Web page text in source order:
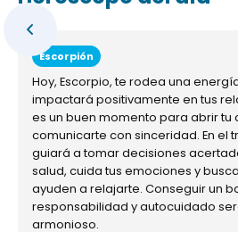
Escorpión
Hoy, Escorpio, te rodea una
impactará positivamente en tus
es un buen momento para abrir tu
comunicarte con sinceridad. En el
guiará a tomar decisiones
salud, cuida tus emociones y
ayuden a relajarte. Conseguir un
responsabilidad y autocuidado
armonioso.